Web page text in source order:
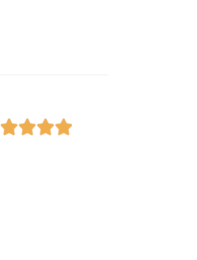
